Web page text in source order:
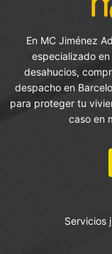
En MC Jiménez
especializado
desahucios,
despacho en
para proteger tu
caso en
Servicios